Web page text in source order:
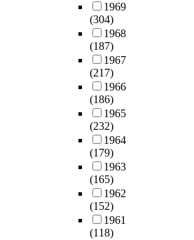
1969
(304)
1968
(187)
1967
(217)
1966
(186)
1965
(232)
1964
(179)
1963
(165)
1962
(152)
1961
(118)